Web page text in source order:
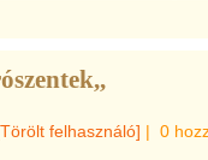
felhasználó] | 0